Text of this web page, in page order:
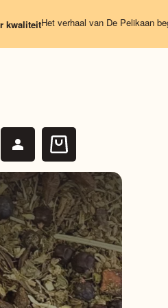
verhaal van De Pelikaan begint op 4
Winkelwagen